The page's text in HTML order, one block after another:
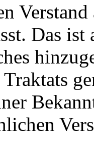
Das
Traktats